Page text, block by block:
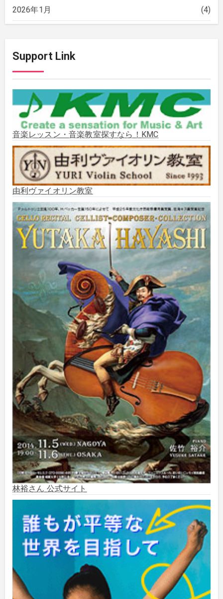
2026年1月 (4)
2025年11月
2025年10月 (2)
2025年9月 (3)
2025年8月 (5)
2025年7月 (3)
2025年6月 (1)
2025年5月 (5)
2025年3月 (1)
2025年2月
2025年1月 (3)
2024年12月
2024年11月
2024年10月 (5)
2024年9月 (6)
2024年8月 (10)
2024年7月 (1)
2024年6月 (6)
2024年5月 (4)
2024年2月 (1)
2023年8月 (1)
2023年5月 (2)
Support Link
音楽レッスン・音楽教室探すなら！KMC
由利ヴァイオリン教室
林裕さん 公式サイト